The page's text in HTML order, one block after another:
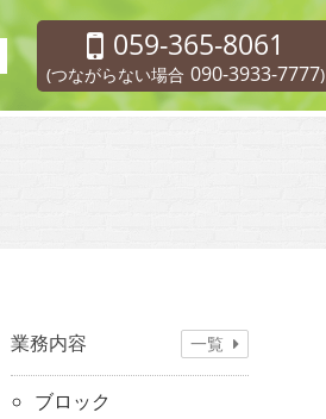
059-365-8061
(つながらない場合 090-3933-7777)
業務内容 一覧
ブロック